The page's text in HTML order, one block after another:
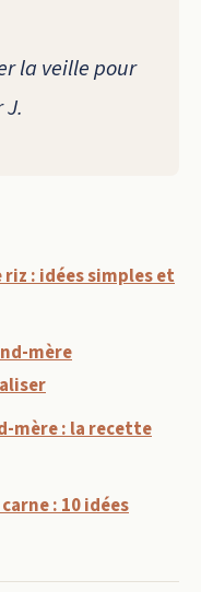
la veille pour
: idées simples et
mère
mère : la recette
: 10 idées